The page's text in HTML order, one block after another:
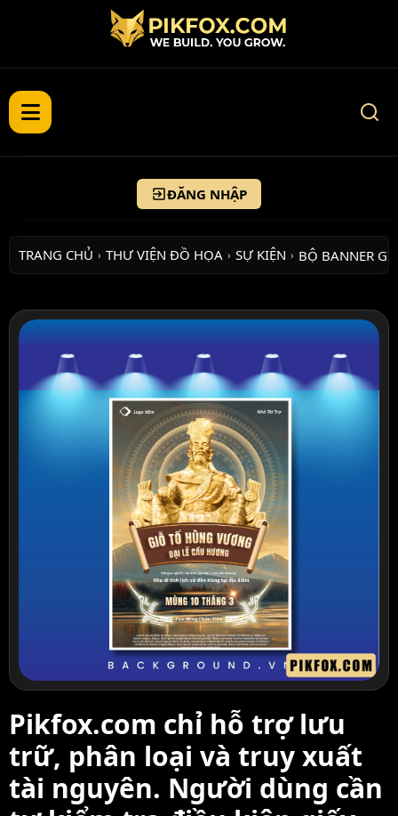
ĐĂNG NHẬP
TRANG CHỦ › THƯ VIỆN ĐỒ HỌA › SỰ KIỆN › BỘ BANNER
Pikfox.com chỉ hỗ trợ lưu
trữ, phân loại và truy xuất
tài nguyên. Người dùng cần